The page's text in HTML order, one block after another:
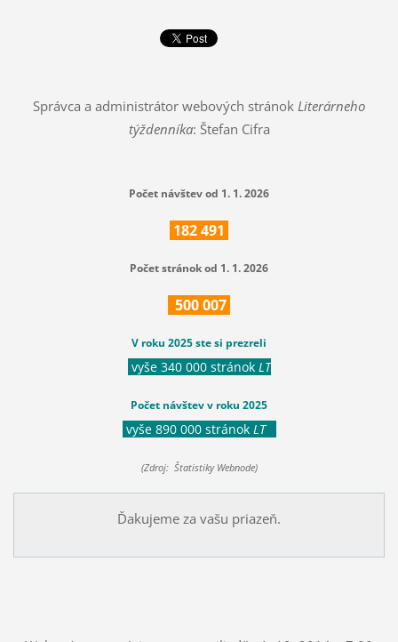
Správca a administrátor webových stránok Literárneho
týždenníka: Štefan Cifra
Počet návštev od 1. 1. 2026
182491
Počet stránok od 1. 1. 2026
500007
V roku 2025 ste si prezreli
vyše 340 000 stránok LT
Počet návštev v roku 2025
vyše 890 000 stránok LT
(Zdroj: Štatistiky Webnode)
Ďakujeme za vašu priazeň.